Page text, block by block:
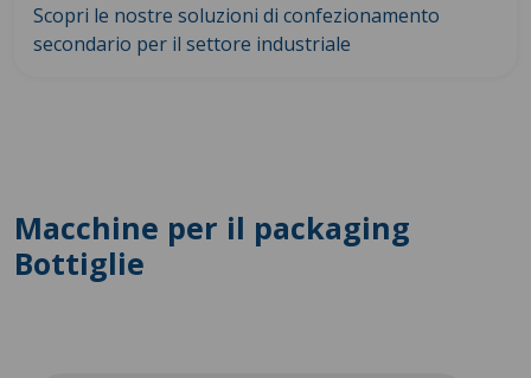
Scopri le nostre soluzioni di confezionamento
secondario per il settore industriale
Macchine per il packaging
Bottiglie